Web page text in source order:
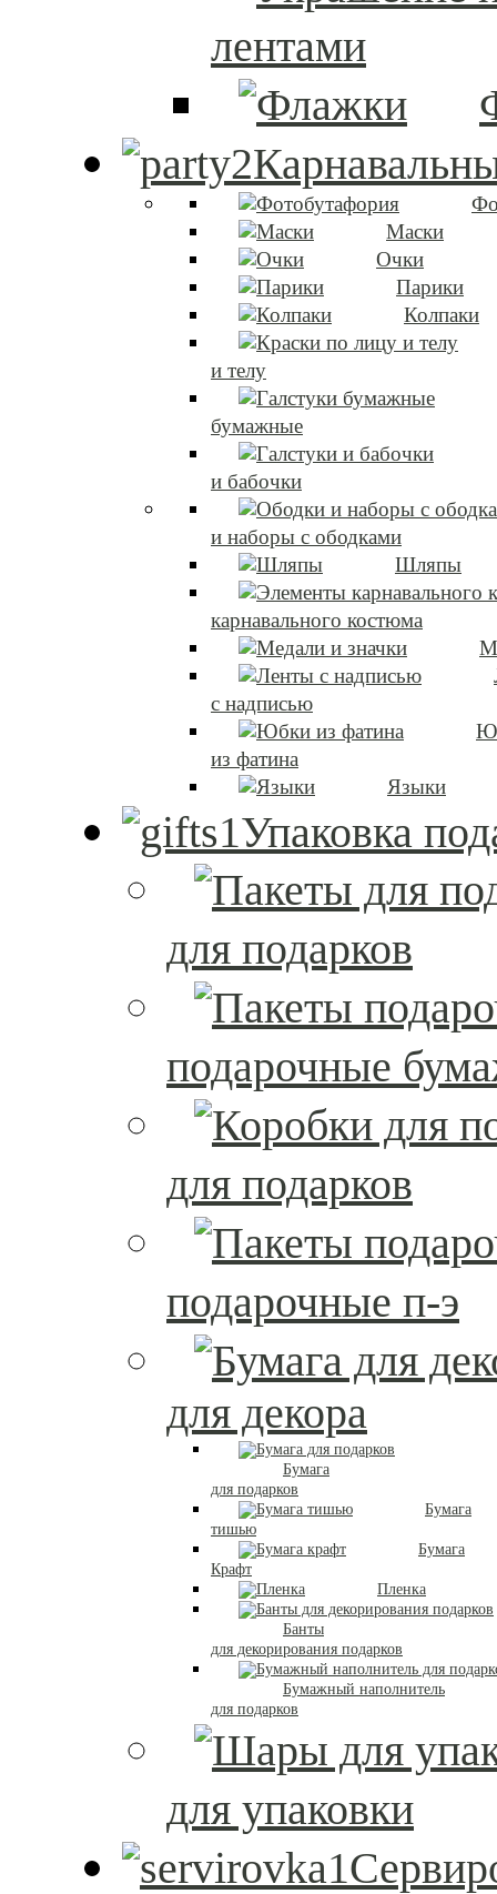
лентами
Маски
Очки
Парики
Колпаки
и телу
бумажные
и бабочки
и наборы с ободками
Шляпы
карнавального костюма
с надписью
из фатина
Языки
Упаковка
для подарков
подарочные
для подарков
подарочные п-э
для декора
Бумага
для подарков
Бумага
тишью
Бумага
Крафт
Пленка
Банты
для декорирования подарков
Бумажный наполнитель
для подарков
для упаковки